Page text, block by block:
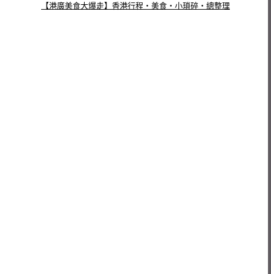
【港廣美食大爆走】香港行程‧美食‧小瑣碎‧總整理